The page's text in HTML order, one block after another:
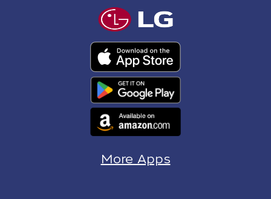
More Apps